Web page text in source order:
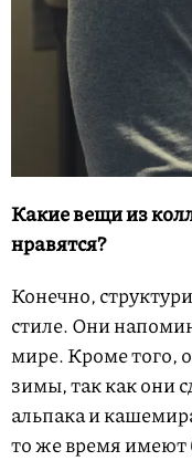
Какие вещи из
нравятся?
Конечно,
стиле. Они
мире. Кроме того,
зимы, так как они
альпака и
то же время имеют